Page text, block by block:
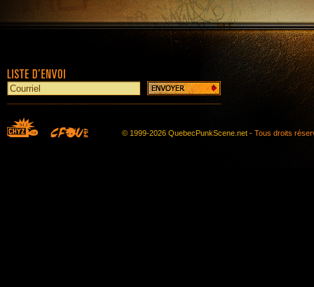
© 1999-2026 QuebecPunkScene.net - Tous droits